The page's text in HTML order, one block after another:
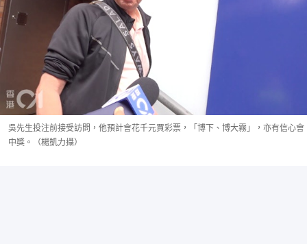
吳先生投注前接受訪問，他預計會花千元買彩票，「博下、博大霧」，亦有信心會
中獎。（楊凱力攝）